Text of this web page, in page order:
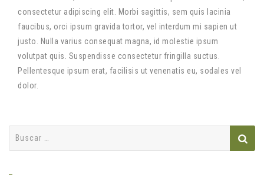
consectetur adipiscing elit. Morbi sagittis, sem quis lacinia
faucibus, orci ipsum gravida tortor, vel interdum mi sapien ut
justo. Nulla varius consequat magna, id molestie ipsum
volutpat quis. Suspendisse consectetur fringilla suctus.
Pellentesque ipsum erat, facilisis ut venenatis eu, sodales vel
dolor.